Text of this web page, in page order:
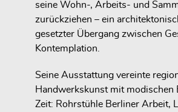
seine Wohn-, Arbeits- und
zurückziehen – ein
gesetzter Übergang zwischen
Kontemplation.
Seine Ausstattung vereinte
Handwerkskunst mit modischen
Zeit: Rohrstühle Berliner Arbeit,